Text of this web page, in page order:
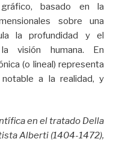
basado en la
sobre una
la profundidad y el
visión humana. En
(o lineal) representa
a la realidad, y
en el tratado Della
Alberti (1404-1472),